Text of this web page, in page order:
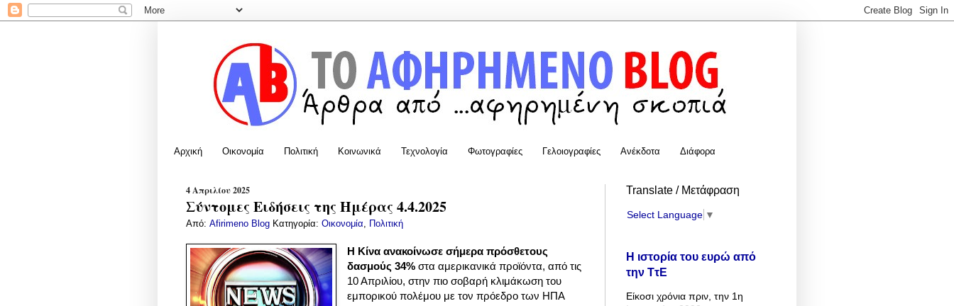
Αρχική Οικονομία Πολιτική Κοινωνικά Τεχνολογία Φωτογραφίες Γελοιογραφίες Ανέκδοτα Διάφορα
4 Απριλίου 2025
Σύντομες Ειδήσεις της Ημέρας 4.4.2025
Από: Afirimeno Blog Κατηγορία: Οικονομία Πολιτική
Η Κίνα ανακοίνωσε σήμερα πρόσθετους
δασμούς 34%στα αμερικανικά προϊόντα, από τις
10 Απριλίου, στην πιο σοβαρή κλιμάκωση του
εμπορικού πολέμου με τον πρόεδρο των ΗΠΑ
Translate / Μετάφραση
Select Language ▼
Η ιστορία του ευρώ από
την ΤτΕ
Είκοσι χρόνια πριν, την 1η